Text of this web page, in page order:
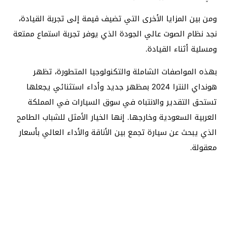
ومن بين المزايا الأخرى التي تضيف قيمة إلى تجربة القيادة،
نجد نظام الصوت عالي الجودة الذي يوفر تجربة استماع ممتعة
ومسلية أثناء القيادة.
بهذه المواصفات الشاملة والتكنولوجيا المتطورة، تظهر
هونداي النترا 2024 بمظهر جديد وأداء استثنائي يجعلها
تستحق التقدير والانتباه في سوق السيارات في المملكة
العربية السعودية وخارجها. إنها الخيار الأمثل للشباب الطامح
الذي يبحث عن سيارة تجمع بين الأناقة والأداء العالي بأسعار
معقولة.